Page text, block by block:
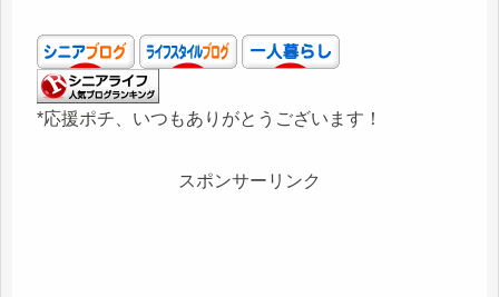
*応援ポチ、いつもありがとうございます！
スポンサーリンク